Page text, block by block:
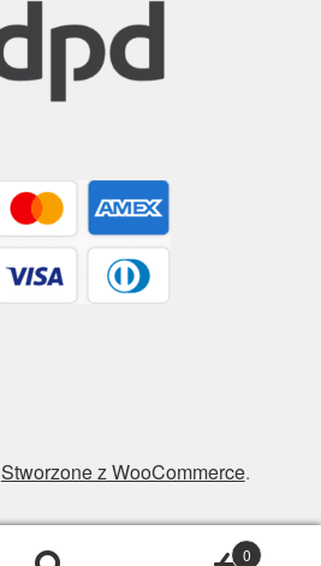
Stworzone z WooCommerce.
0